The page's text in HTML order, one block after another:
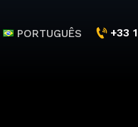
PORTUGUÊS +33